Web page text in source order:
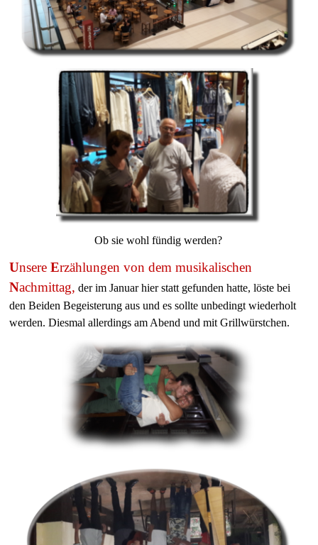
Ob sie wohl fündig werden?
Unsere Erzählungen von dem musikalischen
Nachmittag, der im Januar hier statt gefunden hatte, löste bei
den Beiden Begeisterung aus und es sollte unbedingt wiederholt
werden. Diesmal allerdings am Abend und mit Grillwürstchen.